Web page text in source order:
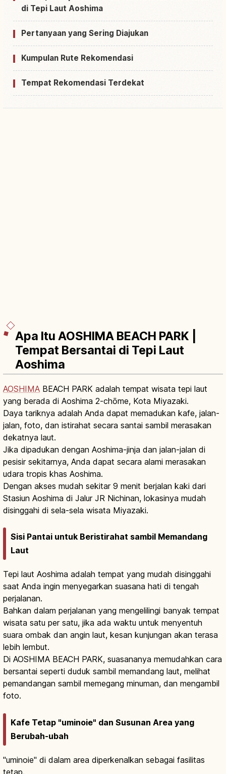
di Tepi Laut Aoshima
Pertanyaan yang Sering Diajukan
Kumpulan Rute Rekomendasi
Tempat Rekomendasi Terdekat
Apa Itu AOSHIMA BEACH PARK |
Tempat Bersantai di Tepi Laut
Aoshima
AOSHIMA BEACH PARK adalah tempat wisata tepi laut
yang berada di Aoshima 2-chōme, Kota Miyazaki.
Daya tariknya adalah Anda dapat memadukan kafe, jalan-
jalan, foto, dan istirahat secara santai sambil merasakan
dekatnya laut.
Jika dipadukan dengan Aoshima-jinja dan jalan-jalan di
pesisir sekitarnya, Anda dapat secara alami merasakan
udara tropis khas Aoshima.
Dengan akses mudah sekitar 9 menit berjalan kaki dari
Stasiun Aoshima di Jalur JR Nichinan, lokasinya mudah
disinggahi di sela-sela wisata Miyazaki.
Sisi Pantai untuk Beristirahat sambil Memandang
Laut
Tepi laut Aoshima adalah tempat yang mudah disinggahi
saat Anda ingin menyegarkan suasana hati di tengah
perjalanan.
Bahkan dalam perjalanan yang mengelilingi banyak tempat
wisata satu per satu, jika ada waktu untuk menyentuh
suara ombak dan angin laut, kesan kunjungan akan terasa
lebih lembut.
Di AOSHIMA BEACH PARK, suasananya memudahkan cara
bersantai seperti duduk sambil memandang laut, melihat
pemandangan sambil memegang minuman, dan mengambil
foto.
Kafe Tetap "uminoie" dan Susunan Area yang
Berubah-ubah
"uminoie" di dalam area diperkenalkan sebagai fasilitas
tetap.